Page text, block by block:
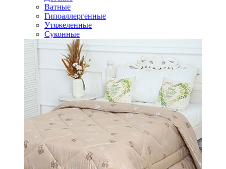
Ватные
Гипоаллергенные
Утяжеленные
Суконные